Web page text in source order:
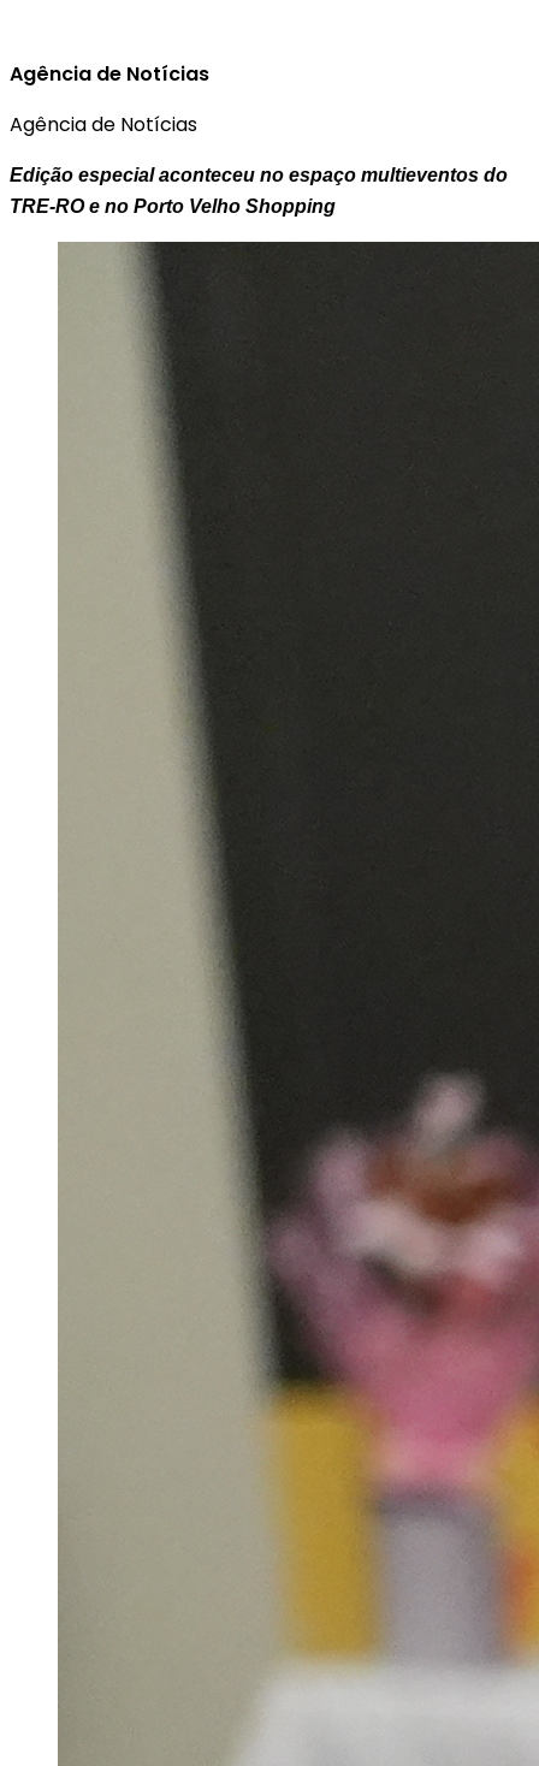
Agência de Notícias
Agência de Notícias
Edição especial aconteceu no espaço multieventos do
TRE-RO e no Porto Velho Shopping